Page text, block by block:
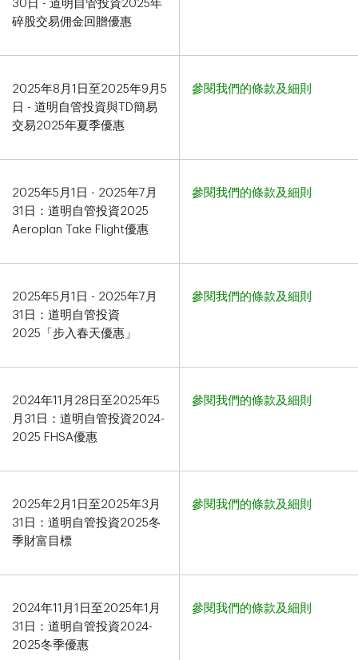
30日 - 道明自管投資2025年
碎股交易佣金回贈優惠​​​​​​​
2025年8月1日至2025年9月5
日 - 道明自管投資與TD簡易
交易2025年夏季優惠
參閱我們的條款及細則
2025年5月1日 - 2025年7月
31日：道明自管投資2025
Aeroplan Take Flight優惠
參閱我們的條款及細則
2025年5月1日 - 2025年7月
31日：道明自管投資
2025「步入春天優惠」
參閱我們的條款及細則
2024年11月28日至2025年5
月31日：道明自管投資2024-
2025 FHSA優惠
參閱我們的條款及細則
2025年2月1日至2025年3月
31日：道明自管投資2025冬
季財富目標
參閱我們的條款及細則
2024年11月1日至2025年1月
31日：道明自管投資2024-
2025冬季優惠
參閱我們的條款及細則